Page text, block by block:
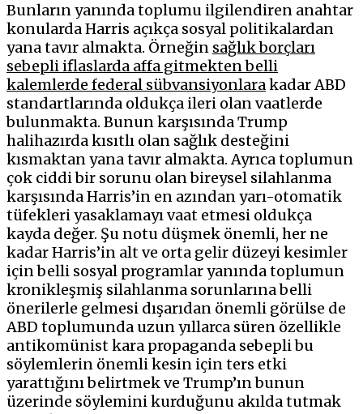
Bunların yanında toplumu ilgilendiren anahtar
konularda Harris açıkça sosyal politikalardan
yana tavır almakta. Örneğin sağlık borçları
sebepli iflaslarda affa gitmekten belli
kalemlerde federal sübvansiyonlarakadar ABD
standartlarında oldukça ileri olan vaatlerde
bulunmakta. Bunun karşısında Trump
halihazırda kısıtlı olan sağlık desteğini
kısmaktan yana tavır almakta. Ayrıca toplumun
çok ciddi bir sorunu olan bireysel silahlanma
karşısında Harris’in en azından yarı-otomatik
tüfekleri yasaklamayı vaat etmesi oldukça
kayda değer. Şu notu düşmek önemli, her ne
kadar Harris’in alt ve orta gelir düzeyi kesimler
için belli sosyal programlar yanında toplumun
kronikleşmiş silahlanma sorunlarına belli
önerilerle gelmesi dışarıdan önemli görülse de
ABD toplumunda uzun yıllarca süren özellikle
antikomünist kara propaganda sebepli bu
söylemlerin önemli kesin için ters etki
yarattığını belirtmek ve Trump’ın bunun
üzerinde söylemini kurduğunu akılda tutmak